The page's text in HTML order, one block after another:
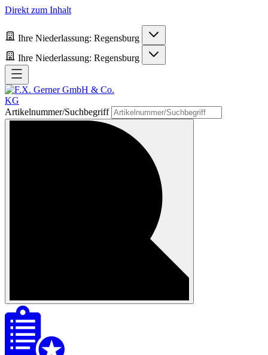
Direkt zum Inhalt
Ihre Niederlassung: Regensburg
Ihre Niederlassung: Regensburg
Artikelnummer/Suchbegriff